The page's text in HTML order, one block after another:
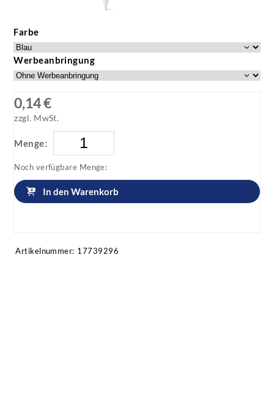
Farbe
Werbeanbringung
0,14 €
zzgl. MwSt.
Menge:
Noch verfügbare Menge:
In den Warenkorb
Artikelnummer: 17739296